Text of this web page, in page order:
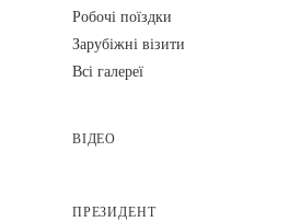
Робочі поїздки
Зарубіжні візити
Всі галереї
ВІДЕО
ПРЕЗИДЕНТ